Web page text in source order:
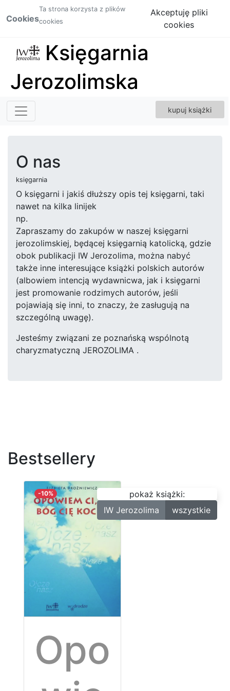
Cookies
Ta strona korzysta z plików
cookies
Akceptuję pliki
cookies
Księgarnia
Jerozolimska
kupuj książki
O nas
księgarnia
O księgarni i jakiś dłuższy opis tej księgarni, taki
nawet na kilka linijek
np.
Zapraszamy do zakupów w naszej księgarni
jerozolimskiej, będącej księgarnią katolicką, gdzie
obok publikacji IW Jerozolima, można nabyć
także inne interesujące książki polskich autorów
(albowiem intencją wydawnicwa, jak i księgarni
jest promowanie rodzimych autorów, jeśli
pojawiają się inni, to znaczy, że zasługują na
szczególną uwagę).
Jesteśmy związani ze poznańską wspólnotą
charyzmatyczną JEROZOLIMA .
Bestsellery
pokaż książki:
IW Jerozolima
wszystkie
-10%
Opo